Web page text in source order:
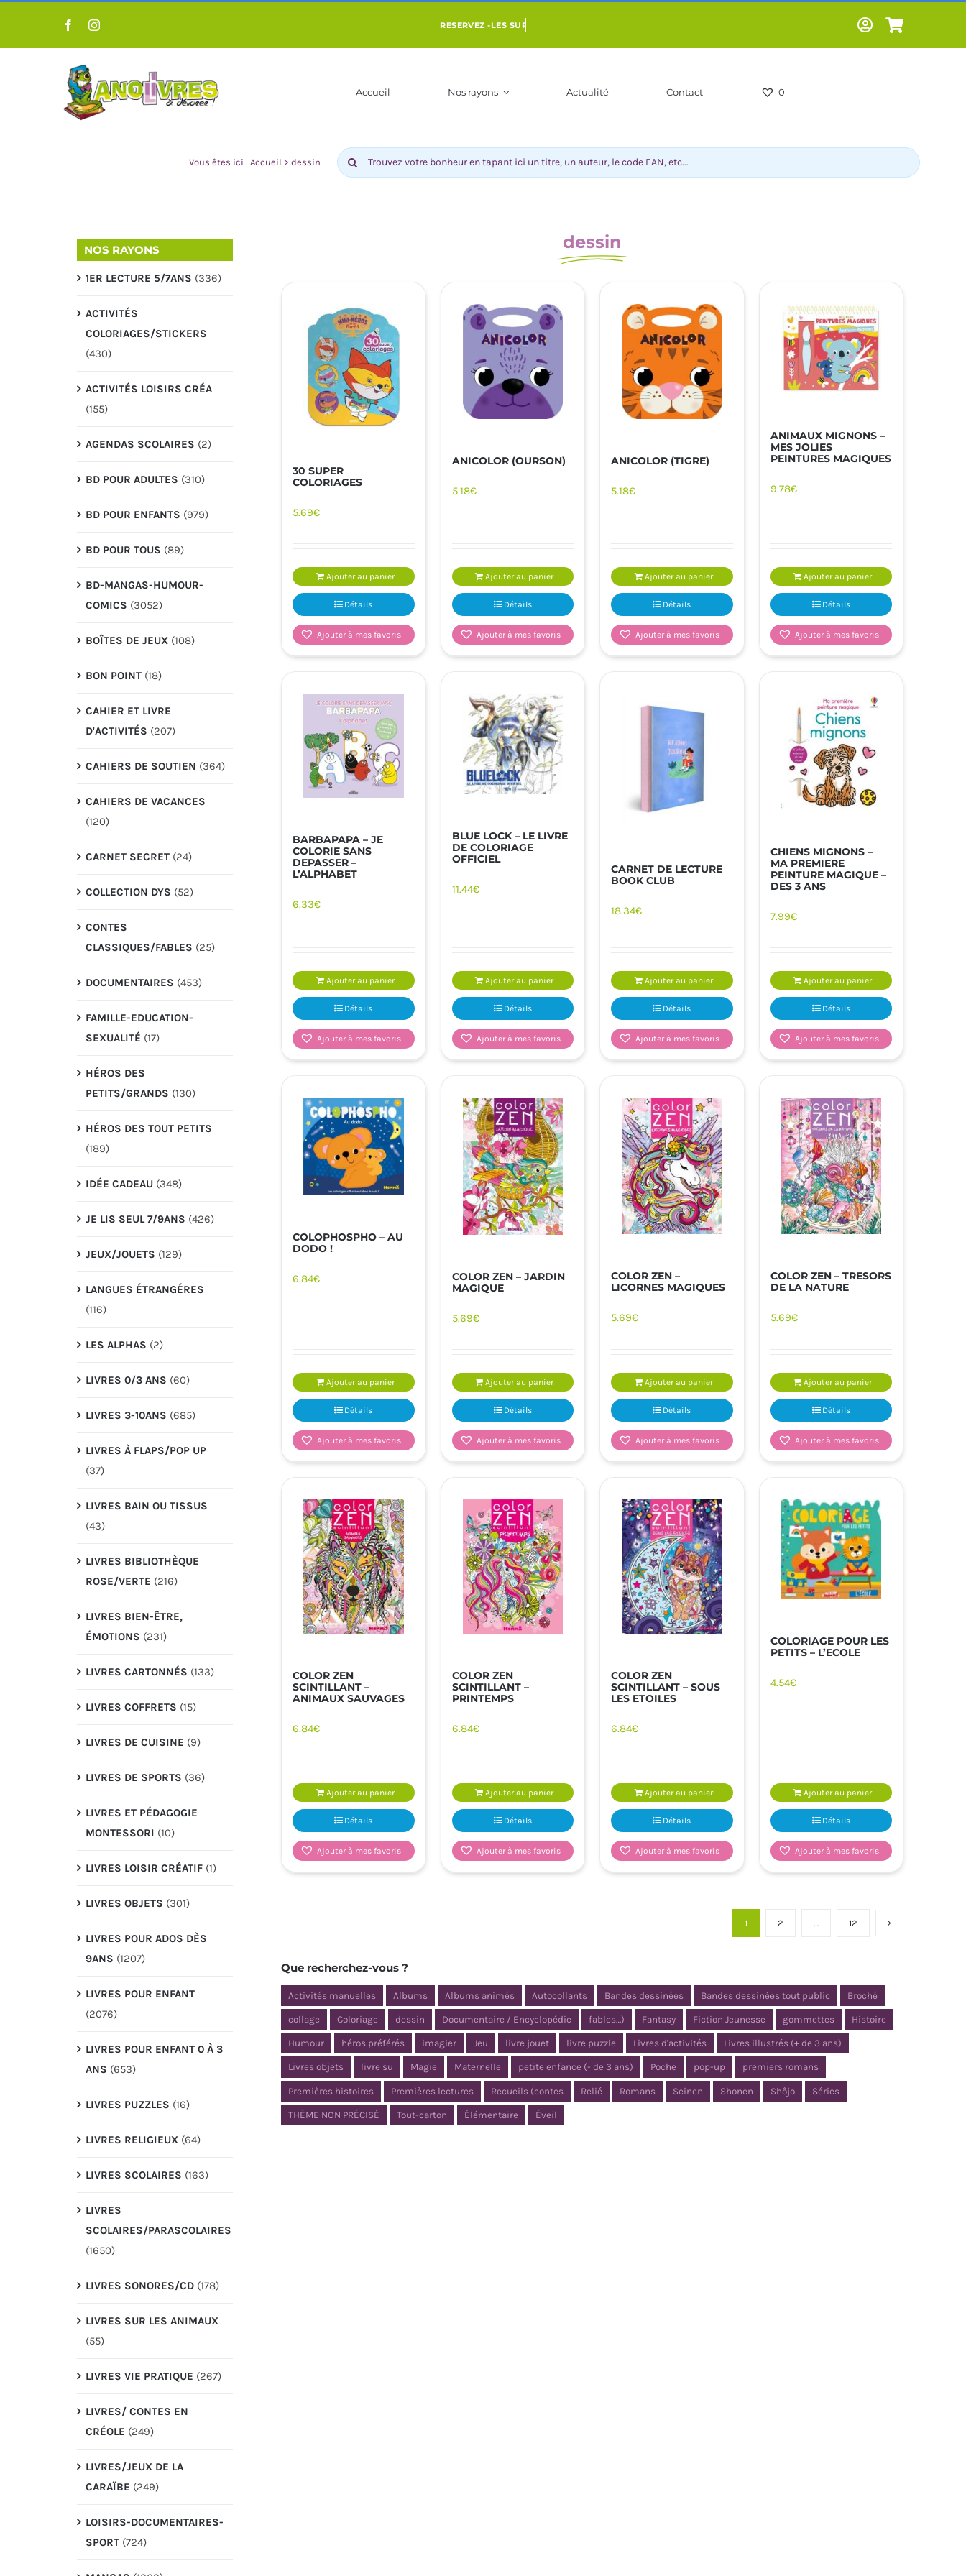
contenu
Accueil Nos rayons
COMICS
PARASCOLAIRES
JEUX/JOUETS
LOISIRS - DOCUMENTAIRES -
LIVRES VIE PRATIQUE LIVRES ET JEUX DE LA CARAÏBE
Actualité Contact 0
Vous êtes ici : Accueil > dessin Rechercher:
NOS RAYONS
1ER LECTURE 5/7ANS (336)
ACTIVITÉS
COLORIAGES/STICKERS
(430)
ACTIVITÉS LOISIRS CRÉA
(155)
AGENDAS SCOLAIRES (2)
BD POUR ADULTES (310)
BD POUR ENFANTS (979)
BD POUR TOUS (89)
BD-MANGAS-HUMOUR-
COMICS (3052)
BOÎTES DE JEUX (108)
BON POINT (18)
CAHIER ET LIVRE
D'ACTIVITÉS (207)
CAHIERS DE SOUTIEN (364)
CAHIERS DE VACANCES
(120)
CARNET SECRET (24)
COLLECTION DYS (52)
CONTES
CLASSIQUES/FABLES (25)
DOCUMENTAIRES (453)
FAMILLE-EDUCATION-
SEXUALITÉ (17)
HÉROS DES
PETITS/GRANDS (130)
HÉROS DES TOUT PETITS
(189)
IDÉE CADEAU (348)
JE LIS SEUL 7/9ANS (426)
JEUX/JOUETS (129)
LANGUES ÉTRANGÉRES
(116)
LES ALPHAS (2)
LIVRES 0/3 ANS (60)
LIVRES 3-10ANS (685)
LIVRES À FLAPS/POP UP
(37)
LIVRES BAIN OU TISSUS
(43)
LIVRES BIBLIOTHÈQUE
ROSE/VERTE (216)
LIVRES BIEN-ÊTRE,
ÉMOTIONS (231)
LIVRES CARTONNÉS (133)
LIVRES COFFRETS (15)
LIVRES DE CUISINE (9)
LIVRES DE SPORTS (36)
LIVRES ET PÉDAGOGIE
MONTESSORI (10)
LIVRES LOISIR CRÉATIF (1)
LIVRES OBJETS (301)
LIVRES POUR ADOS DÈS
9ANS (1207)
LIVRES POUR ENFANT
(2076)
LIVRES POUR ENFANT 0 À 3
ANS (653)
LIVRES PUZZLES (16)
LIVRES RELIGIEUX (64)
LIVRES SCOLAIRES (163)
LIVRES
SCOLAIRES/PARASCOLAIRES
(1650)
LIVRES SONORES/CD (178)
LIVRES SUR LES ANIMAUX
(55)
LIVRES VIE PRATIQUE (267)
LIVRES/ CONTES EN
CRÉOLE (249)
LIVRES/JEUX DE LA
CARAÏBE (249)
LOISIRS-DOCUMENTAIRES-
SPORT (724)
dessin
30 SUPER
COLORIAGES
5.69€
Ajouter au panier
Détails
Ajouter à mes favoris
ANICOLOR (OURSON)
5.18€
Ajouter au panier
Détails
Ajouter à mes favoris
ANICOLOR (TIGRE)
5.18€
Ajouter au panier
Détails
Ajouter à mes favoris
ANIMAUX MIGNONS –
MES JOLIES
PEINTURES MAGIQUES
9.78€
Ajouter au panier
Détails
Ajouter à mes favoris
BARBAPAPA – JE
COLORIE SANS
DEPASSER –
L’ALPHABET
6.33€
Ajouter au panier
Détails
Ajouter à mes favoris
BLUE LOCK – LE LIVRE
DE COLORIAGE
OFFICIEL
11.44€
Ajouter au panier
Détails
Ajouter à mes favoris
CARNET DE LECTURE
BOOK CLUB
18.34€
Ajouter au panier
Détails
Ajouter à mes favoris
CHIENS MIGNONS –
MA PREMIERE
PEINTURE MAGIQUE –
DES 3 ANS
7.99€
Ajouter au panier
Détails
Ajouter à mes favoris
COLOPHOSPHO – AU
DODO !
6.84€
Ajouter au panier
Détails
Ajouter à mes favoris
COLOR ZEN – JARDIN
MAGIQUE
5.69€
Ajouter au panier
Détails
Ajouter à mes favoris
COLOR ZEN –
LICORNES MAGIQUES
5.69€
Ajouter au panier
Détails
Ajouter à mes favoris
COLOR ZEN – TRESORS
DE LA NATURE
5.69€
Ajouter au panier
Détails
Ajouter à mes favoris
COLOR ZEN
SCINTILLANT –
ANIMAUX SAUVAGES
6.84€
Ajouter au panier
Détails
Ajouter à mes favoris
COLOR ZEN
SCINTILLANT –
PRINTEMPS
6.84€
Ajouter au panier
Détails
Ajouter à mes favoris
COLOR ZEN
SCINTILLANT – SOUS
LES ETOILES
6.84€
Ajouter au panier
Détails
Ajouter à mes favoris
COLORIAGE POUR LES
PETITS – L’ECOLE
4.54€
Ajouter au panier
Détails
Ajouter à mes favoris
1 2 … 12
Que recherchez-vous ?
Activités manuelles Albums Albums animés Autocollants Bandes dessinées Bandes dessinées tout public Broché
collage Coloriage dessin Documentaire / Encyclopédie fables…) Fantasy Fiction Jeunesse gommettes Histoire
Humour héros préférés imagier Jeu livre jouet livre puzzle Livres d'activités Livres illustrés (+ de 3 ans)
Livres objets livre su Magie Maternelle petite enfance (- de 3 ans) Poche pop-up premiers romans
Premières histoires Premières lectures Recueils (contes Relié Romans Seinen Shonen Shôjo Séries
THÈME NON PRÉCISÉ Tout-carton Élémentaire Éveil